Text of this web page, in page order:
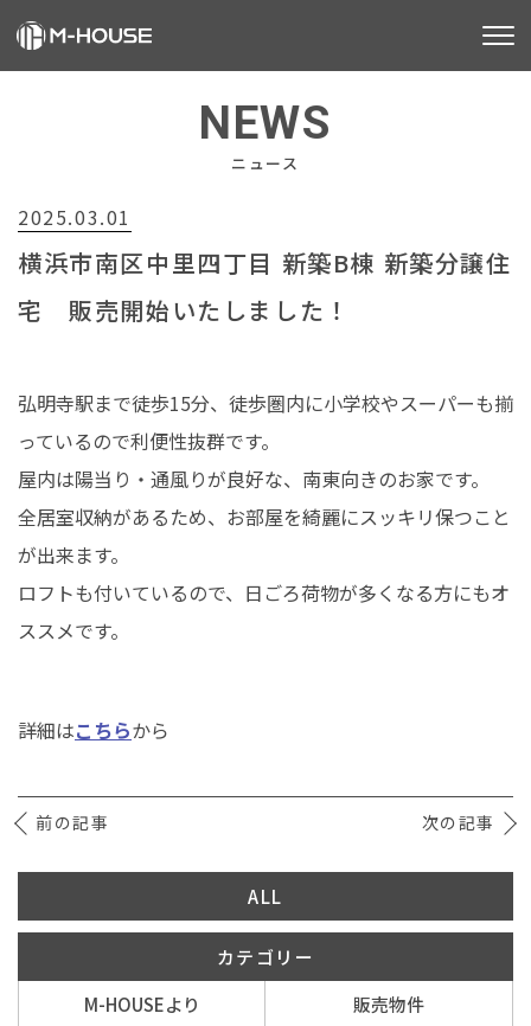
不動産事業
建築事業
お客様の声
会社情報
お知らせ
イベント情報
営業時間／10：00〜19：00 定休日／水曜日
NEWS
ニュース
2025.03.01
横浜市南区中里四丁目 新築B棟 新築分譲住
宅 販売開始いたしました！
弘明寺駅まで徒歩15分、徒歩圏内に小学校やスーパーも揃
っているので利便性抜群です。
屋内は陽当り・通風りが良好な、南東向きのお家です。
全居室収納があるため、お部屋を綺麗にスッキリ保つこと
が出来ます。
ロフトも付いているので、日ごろ荷物が多くなる方にもオ
ススメです。
詳細はこちらから
前の記事 次の記事
ALL
カテゴリー
M-HOUSEより
販売物件